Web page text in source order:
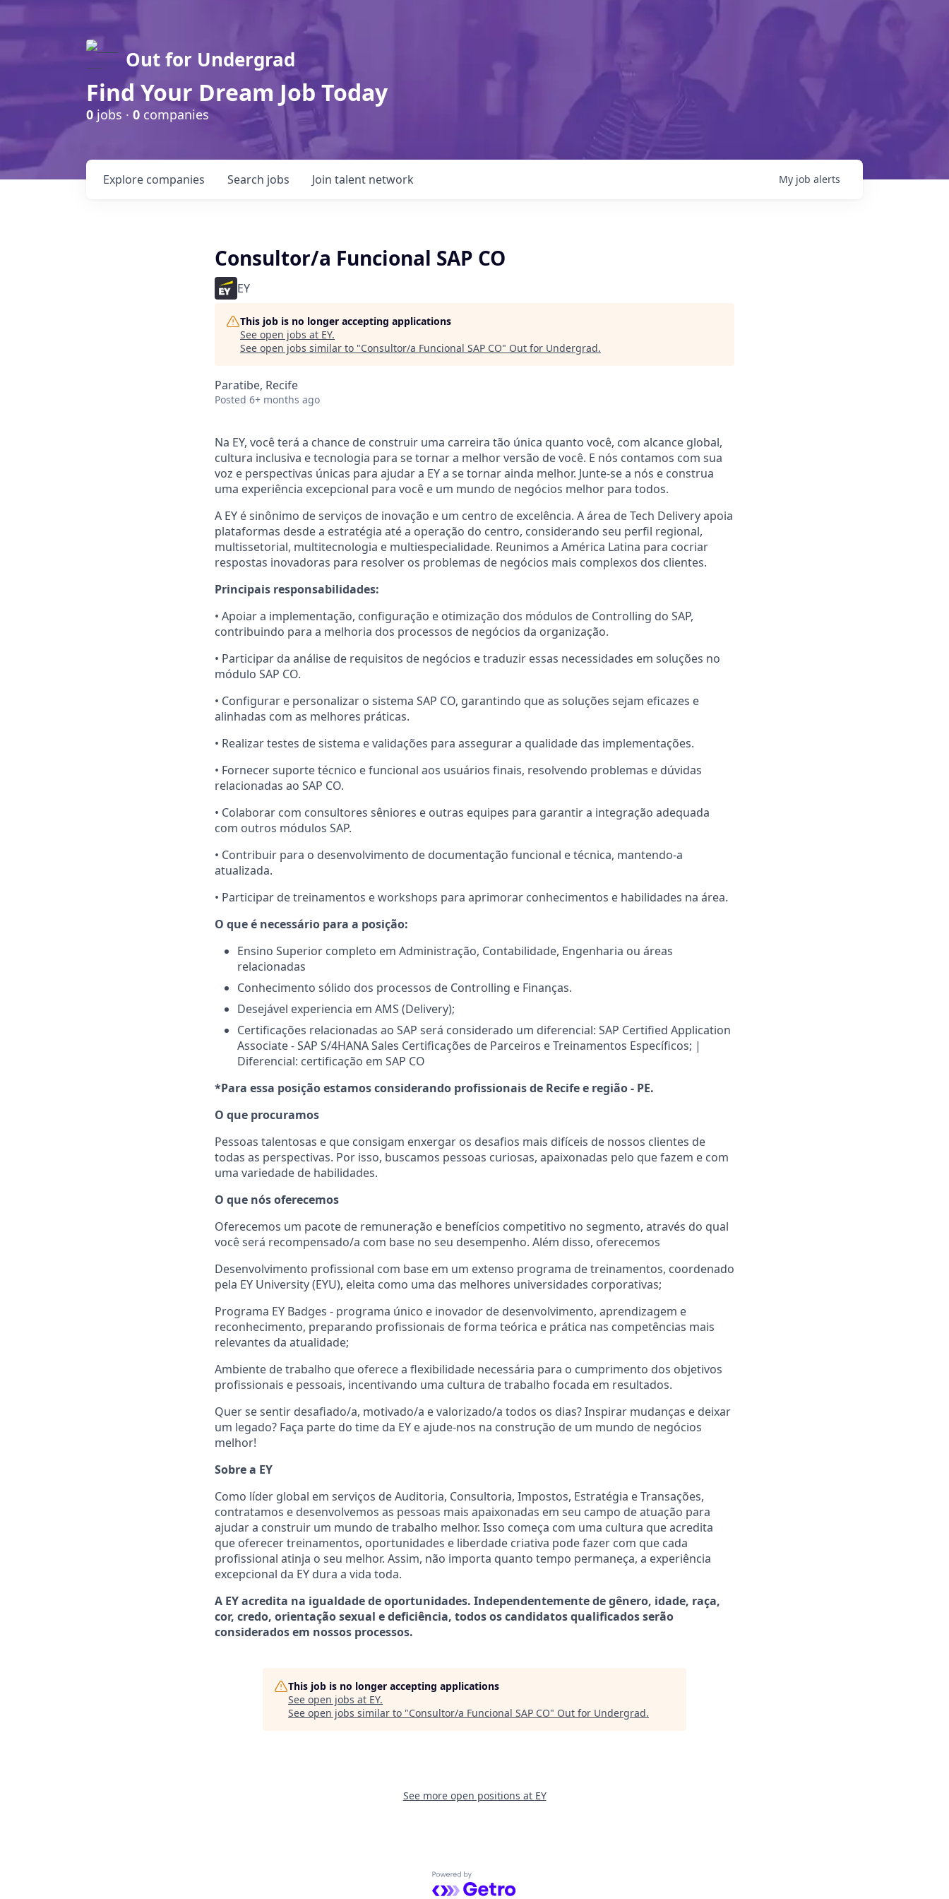
Out for Undergrad
Find Your Dream Job Today
0jobs · 0 companies
Search jobs
Explore companies Join talent network My job alerts
Consultor/a Funcional SAP CO
EY
This job is no longer accepting applications
See open jobs at EY.
See open jobs similar to "Consultor/a Funcional SAP CO" Out for Undergrad.
Paratibe, Recife
Posted 6+ months ago
Na EY, você terá a chance de construir uma carreira tão única quanto você, com alcance global,
cultura inclusiva e tecnologia para se tornar a melhor versão de você. E nós contamos com sua
voz e perspectivas únicas para ajudar a EY a se tornar ainda melhor. Junte-se a nós e construa
uma experiência excepcional para você e um mundo de negócios melhor para todos.
A EY é sinônimo de serviços de inovação e um centro de excelência. A área de Tech Delivery apoia
plataformas desde a estratégia até a operação do centro, considerando seu perfil regional,
multissetorial, multitecnologia e multiespecialidade. Reunimos a América Latina para cocriar
respostas inovadoras para resolver os problemas de negócios mais complexos dos clientes.
Principais responsabilidades:
• Apoiar a implementação, configuração e otimização dos módulos de Controlling do SAP,
contribuindo para a melhoria dos processos de negócios da organização.
• Participar da análise de requisitos de negócios e traduzir essas necessidades em soluções no
módulo SAP CO.
• Configurar e personalizar o sistema SAP CO, garantindo que as soluções sejam eficazes e
alinhadas com as melhores práticas.
• Realizar testes de sistema e validações para assegurar a qualidade das implementações.
• Fornecer suporte técnico e funcional aos usuários finais, resolvendo problemas e dúvidas
relacionadas ao SAP CO.
• Colaborar com consultores sêniores e outras equipes para garantir a integração adequada
com outros módulos SAP.
• Contribuir para o desenvolvimento de documentação funcional e técnica, mantendo-a
atualizada.
• Participar de treinamentos e workshops para aprimorar conhecimentos e habilidades na área.
O que é necessário para a posição:
Ensino Superior completo em Administração, Contabilidade, Engenharia ou áreas
relacionadas
Conhecimento sólido dos processos de Controlling e Finanças.
Desejável experiencia em AMS (Delivery);
Certificações relacionadas ao SAP será considerado um diferencial: SAP Certified Application
Associate - SAP S/4HANA Sales Certificações de Parceiros e Treinamentos Específicos; |
Diferencial: certificação em SAP CO
*Para essa posição estamos considerando profissionais de Recife e região - PE.
O que procuramos
Pessoas talentosas e que consigam enxergar os desafios mais difíceis de nossos clientes de
todas as perspectivas. Por isso, buscamos pessoas curiosas, apaixonadas pelo que fazem e com
uma variedade de habilidades.
O que nós oferecemos
Oferecemos um pacote de remuneração e benefícios competitivo no segmento, através do qual
você será recompensado/a com base no seu desempenho. Além disso, oferecemos
Desenvolvimento profissional com base em um extenso programa de treinamentos, coordenado
pela EY University (EYU), eleita como uma das melhores universidades corporativas;
Programa EY Badges - programa único e inovador de desenvolvimento, aprendizagem e
reconhecimento, preparando profissionais de forma teórica e prática nas competências mais
relevantes da atualidade;
Ambiente de trabalho que oferece a flexibilidade necessária para o cumprimento dos objetivos
profissionais e pessoais, incentivando uma cultura de trabalho focada em resultados.
Quer se sentir desafiado/a, motivado/a e valorizado/a todos os dias? Inspirar mudanças e deixar
um legado? Faça parte do time da EY e ajude-nos na construção de um mundo de negócios
melhor!
Sobre a EY
Como líder global em serviços de Auditoria, Consultoria, Impostos, Estratégia e Transações,
contratamos e desenvolvemos as pessoas mais apaixonadas em seu campo de atuação para
ajudar a construir um mundo de trabalho melhor. Isso começa com uma cultura que acredita
que oferecer treinamentos, oportunidades e liberdade criativa pode fazer com que cada
profissional atinja o seu melhor. Assim, não importa quanto tempo permaneça, a experiência
excepcional da EY dura a vida toda.
A EY acredita na igualdade de oportunidades. Independentemente de gênero, idade, raça,
cor, credo, orientação sexual e deficiência, todos os candidatos qualificados serão
considerados em nossos processos.
This job is no longer accepting applications
See open jobs at EY.
See open jobs similar to "Consultor/a Funcional SAP CO" Out for Undergrad.
See more open positions at EY
Powered by Getro.com